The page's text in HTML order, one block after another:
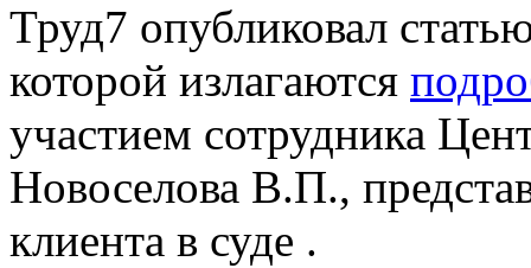
Труд7 опубликовал
которой излагаются
участием сотрудника
Новоселова В.П.,
клиента в суде .